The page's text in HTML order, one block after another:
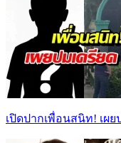
เปิดปากเพื่อนสนิท! เผ